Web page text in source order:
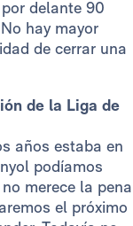
delante 90
hay mayor
de cerrar una
de la Liga de
años estaba en
podíamos
merece la pena
el próximo